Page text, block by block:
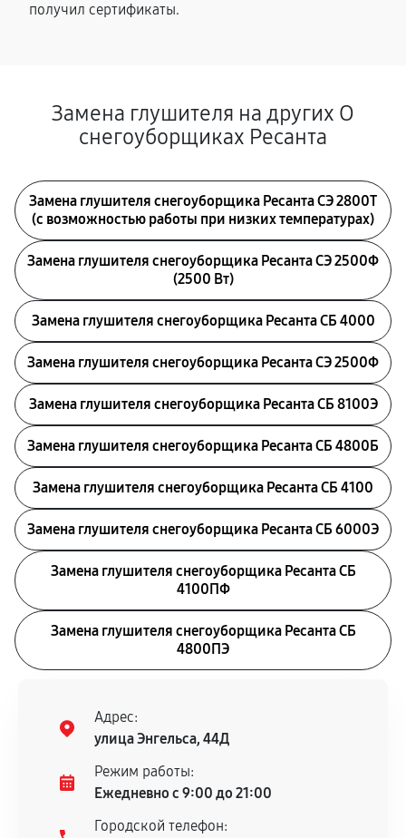
получил сертификаты.
Замена глушителя на других О
снегоуборщиках Ресанта
Замена глушителя снегоуборщика Ресанта СЭ 2800Т
(с возможностью работы при низких температурах)
Замена глушителя снегоуборщика Ресанта СЭ 2500Ф
(2500 Вт)
Замена глушителя снегоуборщика Ресанта СБ 4000
Замена глушителя снегоуборщика Ресанта СЭ 2500Ф
Замена глушителя снегоуборщика Ресанта СБ 8100Э
Замена глушителя снегоуборщика Ресанта СБ 4800Б
Замена глушителя снегоуборщика Ресанта СБ 4100
Замена глушителя снегоуборщика Ресанта СБ 6000Э
Замена глушителя снегоуборщика Ресанта СБ
4100ПФ
Замена глушителя снегоуборщика Ресанта СБ
4800ПЭ
Адрес:
улица Энгельса, 44Д
Режим работы:
Ежедневно с 9:00 до 21:00
Городской телефон: